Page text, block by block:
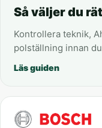
Så väljer du
Kontrollera teknik,
polställning innan
Läs guiden